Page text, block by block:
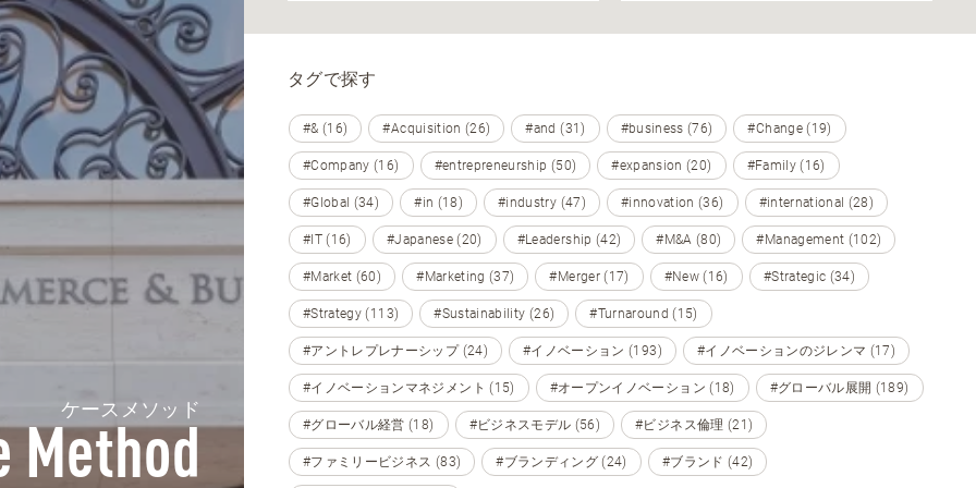
ケースメソッド
Method
タグで探す
#& (16) #Acquisition (26) #and (31) #business (76) #Change (19)
#Company (16) #entrepreneurship (50) #expansion (20) #Family (16)
#Global (34) #in (18) #industry (47) #innovation (36) #international (28)
#IT (16) #Japanese (20) #Leadership (42) #M&A (80) #Management (102)
#Market (60) #Marketing (37) #Merger (17) #New (16) #Strategic (34)
#Strategy (113) #Sustainability (26) #Turnaround (15)
#アントレプレナーシップ (24) #イノベーション (193) #イノベーションのジレンマ (17)
#イノベーションマネジメント (15) #オープンイノベーション (18) #グローバル展開 (189)
#グローバル経営 (18) #ビジネスモデル (56) #ビジネス倫理 (21)
#ファミリービジネス (83) #ブランディング (24) #ブランド (42)